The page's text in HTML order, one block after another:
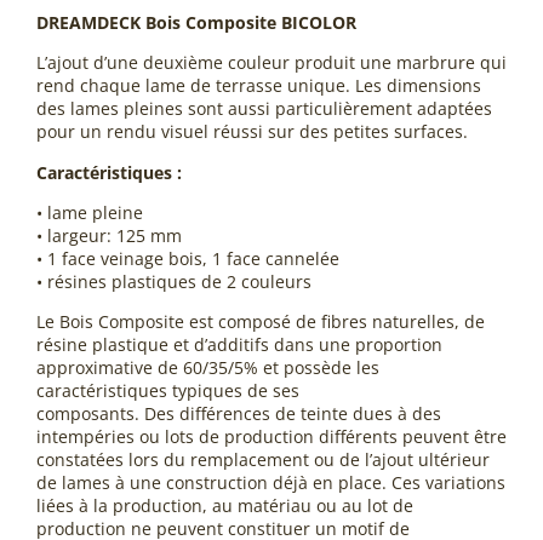
DREAMDECK Bois Composite BICOLOR
L’ajout d’une deuxième couleur produit une marbrure qui
rend chaque lame de terrasse unique. Les dimensions
des lames pleines sont aussi particulièrement adaptées
pour un rendu visuel réussi sur des petites surfaces.
Caractéristiques :
• lame pleine
• largeur: 125 mm
• 1 face veinage bois, 1 face cannelée
• résines plastiques de 2 couleurs
Le Bois Composite est composé de fibres naturelles, de
résine plastique et d’additifs dans une proportion
approximative de 60/35/5% et possède les
caractéristiques typiques de ses
composants. Des différences de teinte dues à des
intempéries ou lots de production différents peuvent être
constatées lors du remplacement ou de l’ajout ultérieur
de lames à une construction déjà en place. Ces variations
liées à la production, au matériau ou au lot de
production ne peuvent constituer un motif de